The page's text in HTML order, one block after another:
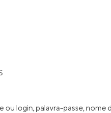
login, palavra-passe, nome